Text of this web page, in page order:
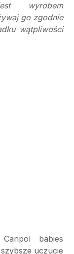
wyrobem
go zgodnie
wątpliwości
babies
uczucie